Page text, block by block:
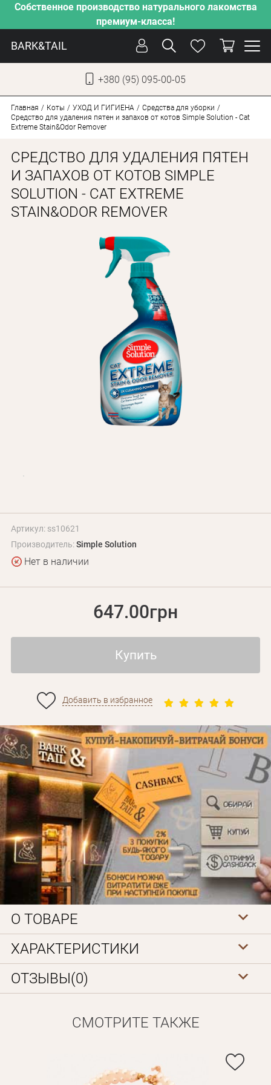
Собственное производство натурального лакомства
премиум-класса!
BARK&TAIL
+380 (95) 095-00-05
ЗАБОТА
ОТ ЖАРЫ
НАШЕ ПРОИЗВОДСТВО
АКЦИИ
ДЛЯ СОБАК
Оплата и доставка
Программа лояльности
О Нас
Оптовым клиентам
Контакты
+380 (95) 095-00-05
Главная Коты УХОД И ГИГИЕНА
Средства для уборки
Средство для удаления пятен и запахов от котов Simple Solution - Cat
Extreme Stain&Odor Remover
СРЕДСТВО ДЛЯ УДАЛЕНИЯ ПЯТЕН
И ЗАПАХОВ ОТ КОТОВ SIMPLE
SOLUTION - CAT EXTREME
STAIN&ODOR REMOVER
Артикул: ss10621
Производитель:Simple Solution
Нет в наличии
647.00грн
Купить
Добавить в избранное
О ТОВАРЕ
ХАРАКТЕРИСТИКИ
ОТЗЫВЫ(0)
СМОТРИТЕ ТАКЖЕ
Личные данные
Вам на почту будет отправленно письмо с сылкой для